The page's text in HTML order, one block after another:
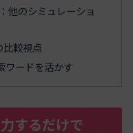
他のシミュレーショ
比較視点
ワードを活かす
するだけで